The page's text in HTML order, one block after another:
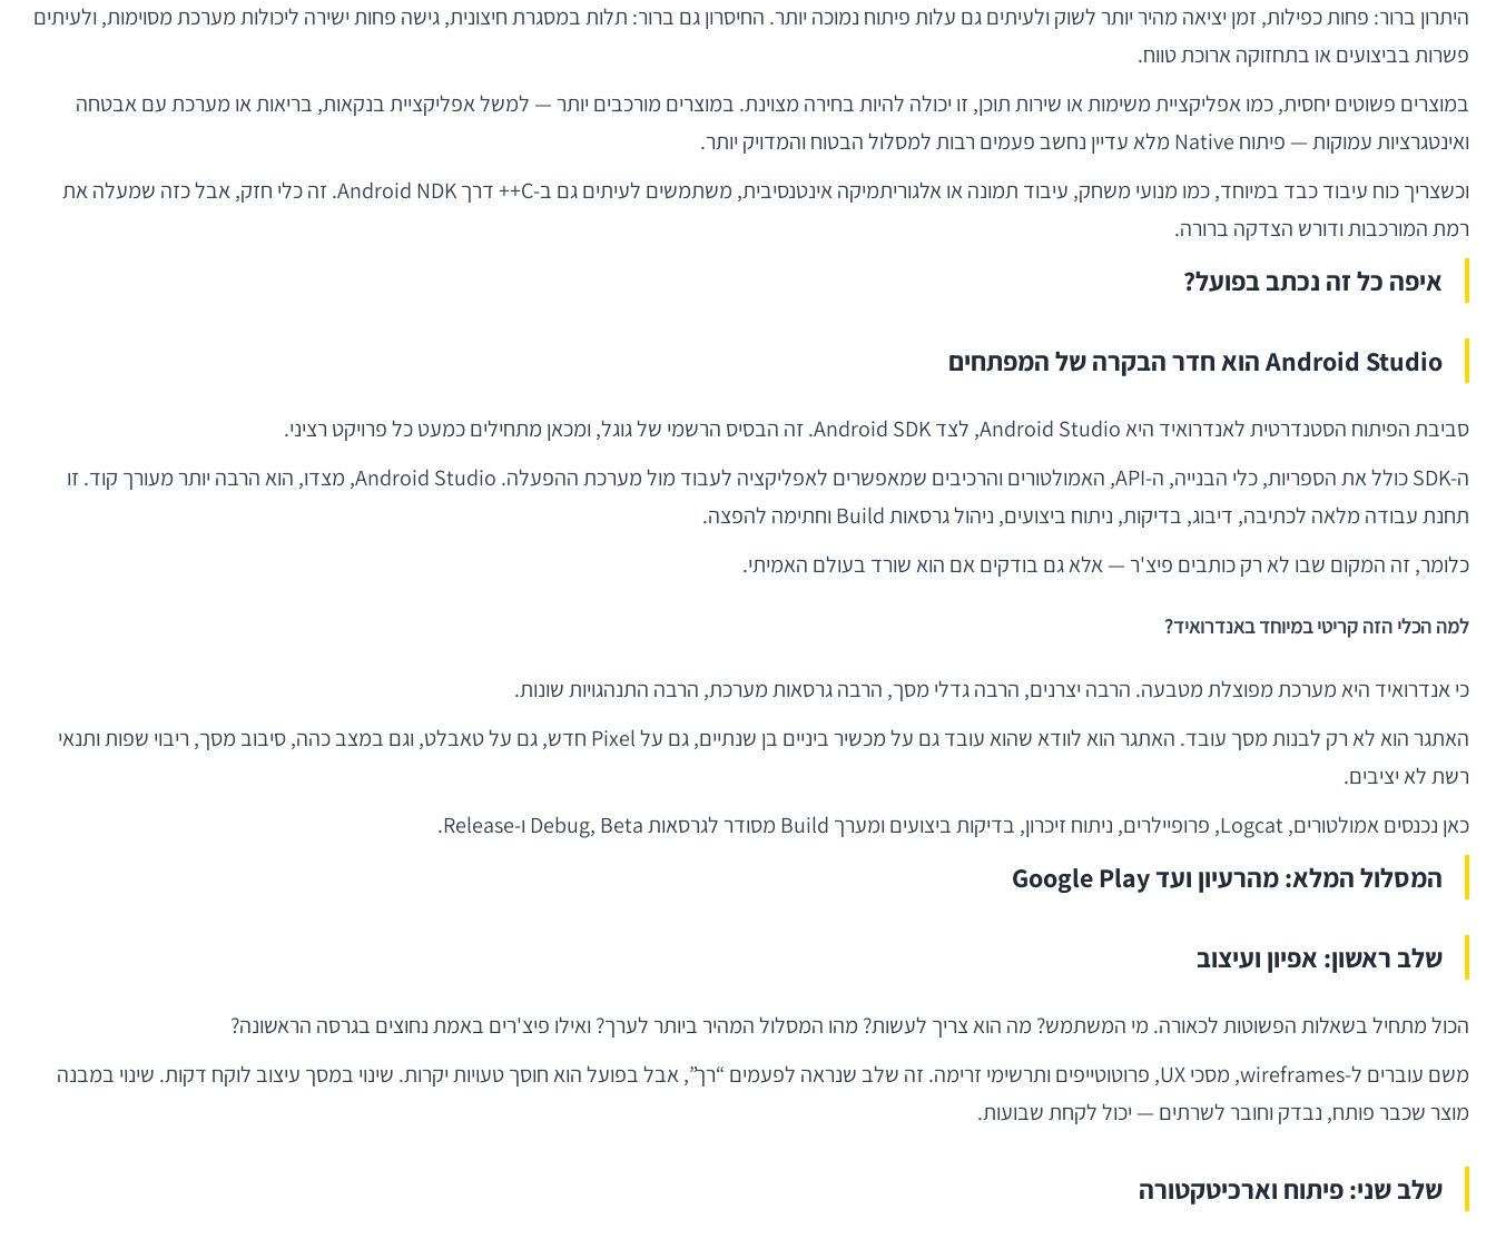
היתרון ברור: פחות כפילות, זמן יציאה מהיר יותר לשוק ולעיתים גם עלות פיתוח נמוכה יותר. החיסרון גם ברור: תלות במסגרת חיצונית, גישה פחות ישירה ליכולות מערכת מסוימות, ולעיתים
פשרות בביצועים או בתחזוקה ארוכת טווח.
במוצרים פשוטים יחסית, כמו אפליקציית משימות או שירות תוכן, זו יכולה להיות בחירה מצוינת. במוצרים מורכבים יותר — למשל אפליקציית בנקאות, בריאות או מערכת עם אבטחה
ואינטגרציות עמוקות — פיתוח Native מלא עדיין נחשב פעמים רבות למסלול הבטוח והמדויק יותר.
וכשצריך כוח עיבוד כבד במיוחד, כמו מנועי משחק, עיבוד תמונה או אלגוריתמיקה אינטנסיבית, משתמשים לעיתים גם ב-C++ דרך Android NDK. זה כלי חזק, אבל כזה שמעלה את
רמת המורכבות ודורש הצדקה ברורה.
איפה כל זה נכתב בפועל?
Android Studio הוא חדר הבקרה של המפתחים
סביבת הפיתוח הסטנדרטית לאנדרואיד היא Android Studio, לצד Android SDK. זה הבסיס הרשמי של גוגל, ומכאן מתחילים כמעט כל פרויקט רציני.
ה-SDK כולל את הספריות, כלי הבנייה, ה-API, האמולטורים והרכיבים שמאפשרים לאפליקציה לעבוד מול מערכת ההפעלה. Android Studio, מצדו, הוא הרבה יותר מעורך קוד. זו
תחנת עבודה מלאה לכתיבה, דיבוג, בדיקות, ניתוח ביצועים, ניהול גרסאות Build וחתימה להפצה.
כלומר, זה המקום שבו לא רק כותבים פיצ'ר — אלא גם בודקים אם הוא שורד בעולם האמיתי.
למה הכלי הזה קריטי במיוחד באנדרואיד?
כי אנדרואיד היא מערכת מפוצלת מטבעה. הרבה יצרנים, הרבה גדלי מסך, הרבה גרסאות מערכת, הרבה התנהגויות שונות.
האתגר הוא לא רק לבנות מסך עובד. האתגר הוא לוודא שהוא עובד גם על מכשיר ביניים בן שנתיים, גם על Pixel חדש, גם על טאבלט, וגם במצב כהה, סיבוב מסך, ריבוי שפות ותנאי
רשת לא יציבים.
כאן נכנסים אמולטורים, Logcat, פרופיילרים, ניתוח זיכרון, בדיקות ביצועים ומערך Build מסודר לגרסאות Debug, Beta ו-Release.
המסלול המלא: מהרעיון ועד Google Play
שלב ראשון: אפיון ועיצוב
הכול מתחיל בשאלות הפשוטות לכאורה. מי המשתמש? מה הוא צריך לעשות? מהו המסלול המהיר ביותר לערך? ואילו פיצ'רים באמת נחוצים בגרסה הראשונה?
משם עוברים ל-wireframes, מסכי UX, פרוטוטייפים ותרשימי זרימה. זה שלב שנראה לפעמים “רך”, אבל בפועל הוא חוסך טעויות יקרות. שינוי במסך עיצוב לוקח דקות. שינוי במבנה
מוצר שכבר פותח, נבדק וחובר לשרתים — יכול לקחת שבועות.
שלב שני: פיתוח וארכיטקטורה